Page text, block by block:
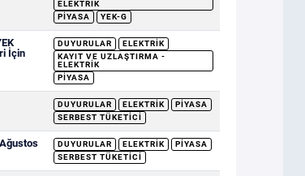
ELEKTRIK
PIYASA
YEK-G
İçin
DUYURULAR
ELEKTRIK
KAYIT VE UZLAŞTIRMA -
ELEKTRIK
PIYASA
DUYURULAR ELEKTRIK
PIYASA
SERBEST TÜKETICI
DUYURULAR ELEKTRIK
PIYASA
SERBEST TÜKETICI